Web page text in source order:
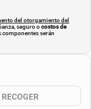
del otorgamiento del
seguro ocostos de
componentes serán
RECOGER